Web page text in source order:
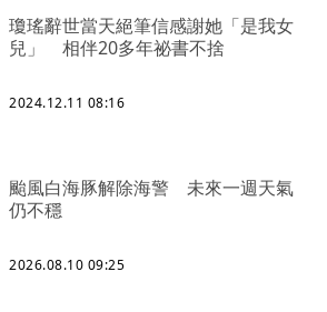
瓊瑤辭世當天絕筆信感謝她「是我女
兒」 相伴20多年祕書不捨
2024.12.11 08:16
颱風白海豚解除海警 未來一週天氣
仍不穩
2026.08.10 09:25